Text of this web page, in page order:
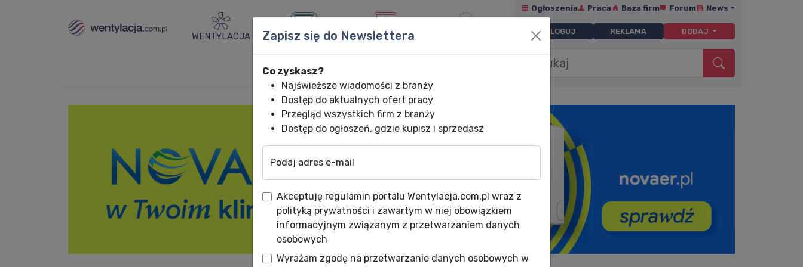
WENTYLACJA KLIMATYZACJA OGRZEWANIE
Ogłoszenia Praca Baza firm Forum News
ZALOGUJ REKLAMA DODAJ
Zapisz się do Newslettera
Co zyskasz?
Najświeższe wiadomości z branży
Dostęp do aktualnych ofert pracy
Przegląd wszystkich firm z branży
Dostęp do ogłoszeń, gdzie kupisz i sprzedasz
Podaj adres e-mail
Akceptuję regulamin portalu Wentylacja.com.pl wraz z
polityką prywatności i zawartym w niej obowiązkiem
informacyjnym związanym z przetwarzaniem danych
osobowych
Wyrażam zgodę na przetwarzanie danych osobowych w